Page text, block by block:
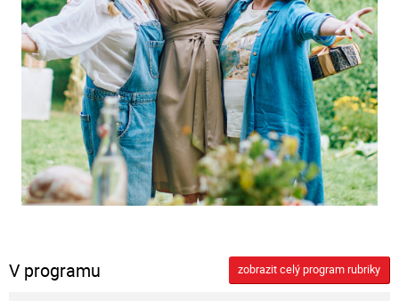
zobrazit celý program rubriky
V programu